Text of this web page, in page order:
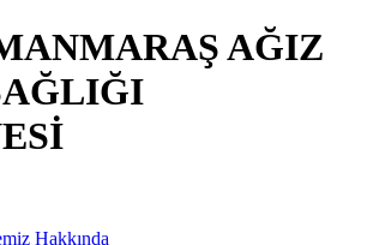
AĞIZ
Hakkında